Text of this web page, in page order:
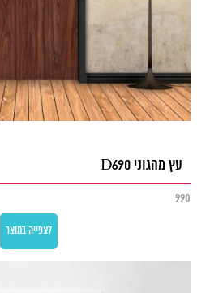
עץ מהגוני D690
990
לצפייה במוצר